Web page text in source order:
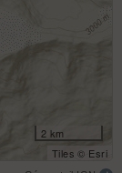
2 km
Tiles © Esri